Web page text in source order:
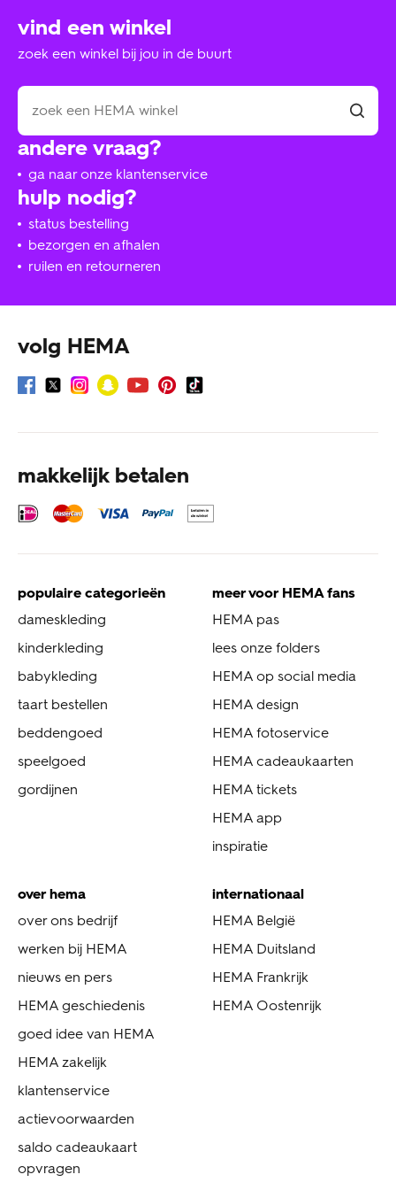
hulp nodig?
status bestelling
bezorgen en afhalen
ruilen en retourneren
andere vraag?
ga naar onze klantenservice
vind een winkel
zoek een winkel bij jou in de buurt
volg HEMA
makkelijk betalen
populaire categorieën
dameskleding
kinderkleding
babykleding
taart bestellen
beddengoed
speelgoed
gordijnen
meer voor HEMA fans
HEMA pas
lees onze folders
HEMA op social media
HEMA design
HEMA fotoservice
HEMA cadeaukaarten
HEMA tickets
HEMA app
inspiratie
over hema
over ons bedrijf
werken bij HEMA
nieuws en pers
HEMA geschiedenis
goed idee van HEMA
HEMA zakelijk
klantenservice
actievoorwaarden
saldo cadeaukaart
opvragen
internationaal
HEMA België
HEMA Duitsland
HEMA Frankrijk
HEMA Oostenrijk